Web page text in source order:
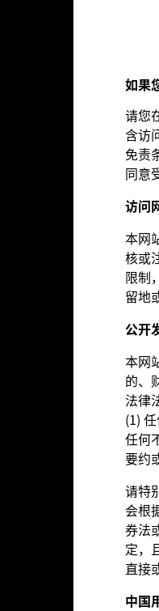
如果
请您
含访
免责
同意
访问
本网
核或
限制
留地
公开
本网
的、
法律
(1)
任何
要约
请特
会根
券法
定，
直接
中国
chart has 1 X axis
chart has 1 Y axis
2017
绩并非未来表现的指引。投资